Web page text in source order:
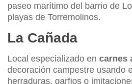
paseo marítimo del barrio de
playas de Torremolinos.
La Cañada
Local especializado en carnes
decoración campestre usando
herraduras, garfios o